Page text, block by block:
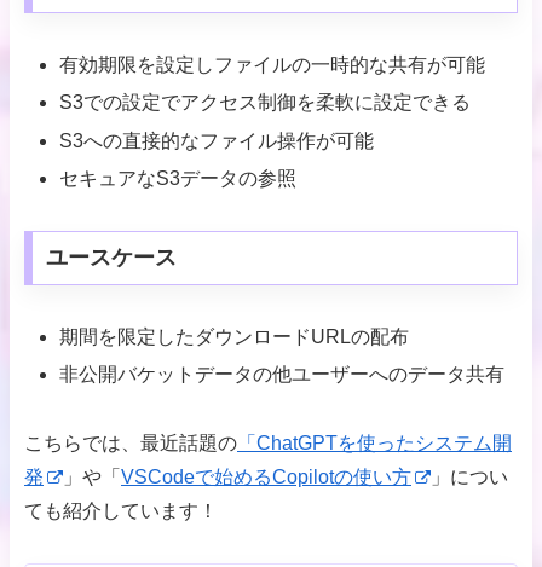
有効期限を設定しファイルの一時的な共有が可能
S3での設定でアクセス制御を柔軟に設定できる
S3への直接的なファイル操作が可能
セキュアなS3データの参照
ユースケース
期間を限定したダウンロードURLの配布
非公開バケットデータの他ユーザーへのデータ共有
こちらでは、最近話題の 「ChatGPTを使ったシステム開
発
」や「 VSCodeで始めるCopilotの使い方
」につい
ても紹介しています！